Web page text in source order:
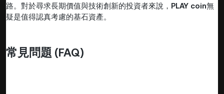
路。對於尋求長期價值與技術創新的投資者來說， PLAY coin無
疑是值得認真考慮的基石資產。
常見問題 (FAQ)